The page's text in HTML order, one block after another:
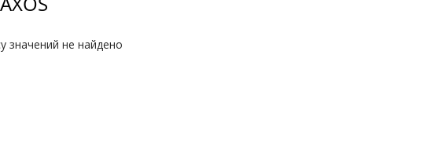
значений не найдено